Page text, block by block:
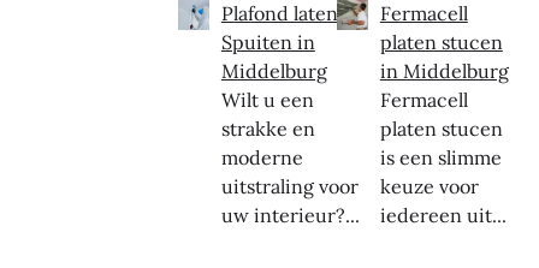
Plafond laten
Spuiten in
Middelburg
Wilt u een
strakke en
moderne
uitstraling voor
uw interieur?...
Fermacell
platen stucen
in Middelburg
Fermacell
platen stucen
is een slimme
keuze voor
iedereen uit...